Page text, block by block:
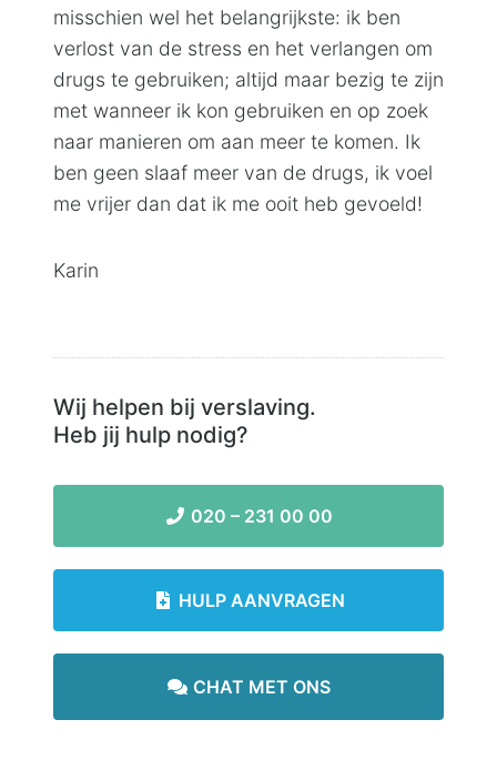
misschien wel het belangrijkste: ik ben
verlost van de stress en het verlangen om
drugs te gebruiken; altijd maar bezig te zijn
met wanneer ik kon gebruiken en op zoek
naar manieren om aan meer te komen. Ik
ben geen slaaf meer van de drugs, ik voel
me vrijer dan dat ik me ooit heb gevoeld!
Karin
Wij helpen bij verslaving.
Heb jij hulp nodig?
020 – 231 00 00
HULP AANVRAGEN
CHAT MET ONS